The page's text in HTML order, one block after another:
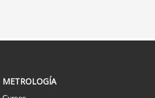
METROLOGÍA